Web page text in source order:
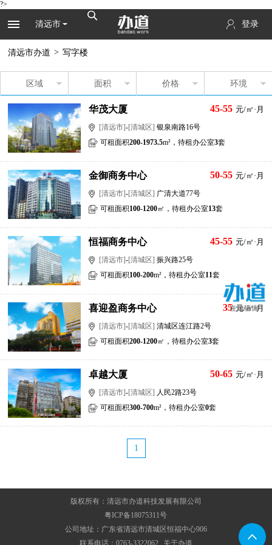
?>
清远市 登录
清远市办道 > 写字楼
区域 面积 价格 环境
华茂大厦 45-55 元/㎡·月
[清远市]-[清城区] 银泉南路16号
可租面积200-1973.5m²，待租办公室3套
金御商务中心 50-55 元/㎡·月
[清远市]-[清城区] 广清大道77号
可租面积100-1200㎡，待租办公室13套
恒福商务中心 45-55 元/㎡·月
[清远市]-[清城区] 振兴路25号
可租面积100-200m²，待租办公室11套
喜迎盈商务中心 35 元/㎡·月
[清远市]-[清城区] 清城区连江路2号
可租面积200-1200㎡，待租办公室3套
卓越大厦 50-65 元/㎡·月
[清远市]-[清城区] 人民2路23号
可租面积300-700m²，待租办公室0套
1
版权所有：清远市办道科技发展有限公司
粤ICP备18075311号
公司地址：广东省清远市清城区恒福中心906